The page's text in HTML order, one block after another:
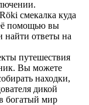
смекалка куда
помощью вы
найти ответы на
путешествия
Вы можете
находки,
дикой
богатый мир